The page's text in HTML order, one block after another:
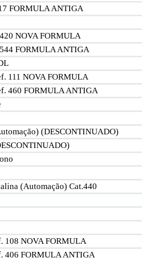
FORMULA ANTIGA
NOVA FORMULA
FORMULA ANTIGA
111 NOVA FORMULA
460 FORMULA ANTIGA
(DESCONTINUADO)
(Automação) Cat.440
108 NOVA FORMULA
406 FORMULA ANTIGA